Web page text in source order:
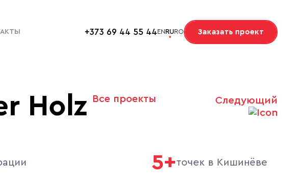
+373 69 44 55 44ENRURO Заказать проект
Holz Все проекты Следующий
5+точек в Кишинёве